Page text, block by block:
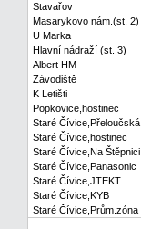
Stavařov
Masarykovo nám.(st. 2)
U Marka
Hlavní nádraží (st. 3)
Albert HM
Závodiště
K Letišti
Popkovice,hostinec
Staré Čívice,Přeloučská
Staré Čívice,hostinec
Staré Čívice,Na Štěpnici
Staré Čívice,Panasonic
Staré Čívice,JTEKT
Staré Čívice,KYB
Staré Čívice,Prům.zóna